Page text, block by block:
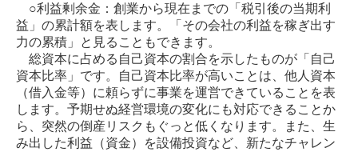
○利益剰余金：創業から現在までの「税引後の当期利
益」の累計額を表します。「その会社の利益を稼ぎ出す
力の累積」と見ることもできます。
総資本に占める自己資本の割合を示したものが「自己
資本比率」です。自己資本比率が高いことは、他人資本
（借入金等）に頼らずに事業を運営できていることを表
します。予期せぬ経営環境の変化にも対応できることか
ら、突然の倒産リスクもぐっと低くなります。また、生
み出した利益（資金）を設備投資など、新たなチャレン